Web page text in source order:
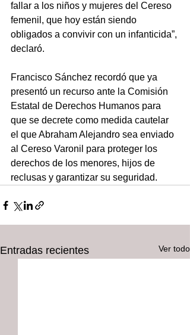
fallar a los niños y mujeres del Cereso
femenil, que hoy están siendo
obligados a convivir con un infanticida”,
declaró.
Francisco Sánchez recordó que ya
presentó un recurso ante la Comisión
Estatal de Derechos Humanos para
que se decrete como medida cautelar
el que Abraham Alejandro sea enviado
al Cereso Varonil para proteger los
derechos de los menores, hijos de
reclusas y garantizar su seguridad.
Entradas recientes Ver todo